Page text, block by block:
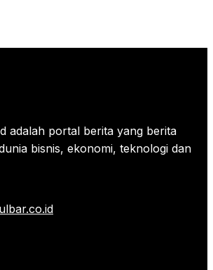
adalah portal berita yang berita
bisnis, ekonomi, teknologi dan